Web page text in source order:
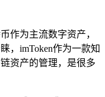
作为主流数字资产，
，imToken作为一款知
资产的管理，是很多